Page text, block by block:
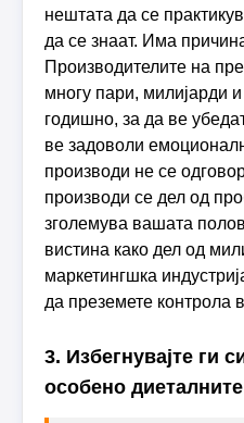
нештата да се
да се знаат. Има
Производителите на
многу пари, милијарди
годишно, за да ве
ве задоволи
производи не се
производи се дел од
зголемува вашата
вистина како дел од
маркетингшка
да преземете контрола
3. Избегнувајте ги
особено